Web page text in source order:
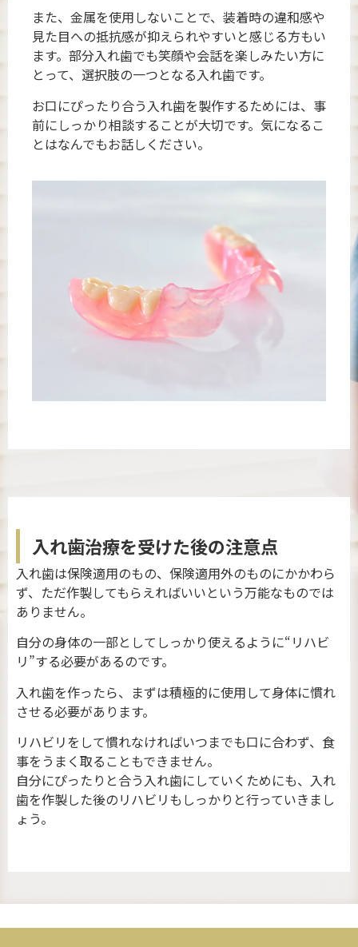
また、金属を使用しないことで、装着時の違和感や
見た目への抵抗感が抑えられやすいと感じる方もい
ます。部分入れ歯でも笑顔や会話を楽しみたい方に
とって、選択肢の一つとなる入れ歯です。
お口にぴったり合う入れ歯を製作するためには、事
前にしっかり相談することが大切です。気になるこ
とはなんでもお話しください。
入れ歯治療を受けた後の注意点
入れ歯は保険適用のもの、保険適用外のものにかかわら
ず、ただ作製してもらえればいいという万能なものでは
ありません。
自分の身体の一部としてしっかり使えるように“リハビ
リ”する必要があるのです。
入れ歯を作ったら、まずは積極的に使用して身体に慣れ
させる必要があります。
リハビリをして慣れなければいつまでも口に合わず、食
事をうまく取ることもできません。
自分にぴったりと合う入れ歯にしていくためにも、入れ
歯を作製した後のリハビリもしっかりと行っていきまし
ょう。